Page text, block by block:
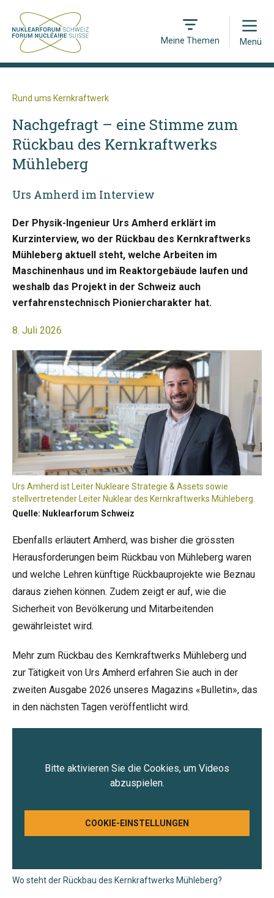
Meine Themen
Open
Menü
Rund ums Kernkraftwerk
Nachgefragt – eine Stimme zum
Rückbau des Kernkraftwerks
Mühleberg
Urs Amherd im Interview
Der Physik-Ingenieur Urs Amherd erklärt im
Kurzinterview, wo der Rückbau des Kernkraftwerks
Mühleberg aktuell steht, welche Arbeiten im
Maschinenhaus und im Reaktorgebäude laufen und
weshalb das Projekt in der Schweiz auch
verfahrenstechnisch Pioniercharakter hat.
8. Juli 2026
Urs Amherd ist Leiter Nukleare Strategie & Assets sowie
stellvertretender Leiter Nuklear des Kernkraftwerks Mühleberg.
Quelle: Nuklearforum Schweiz
Ebenfalls erläutert Amherd, was bisher die grössten
Herausforderungen beim Rückbau von Mühleberg waren
und welche Lehren künftige Rückbauprojekte wie Beznau
daraus ziehen können. Zudem zeigt er auf, wie die
Sicherheit von Bevölkerung und Mitarbeitenden
gewährleistet wird.
Mehr zum Rückbau des Kernkraftwerks Mühleberg und
zur Tätigkeit von Urs Amherd erfahren Sie auch in der
zweiten Ausgabe 2026 unseres Magazins «Bulletin», das
in den nächsten Tagen veröffentlicht wird.
Bitte aktivieren Sie die Cookies, um Videos
abzuspielen.
COOKIE-EINSTELLUNGEN
Wo steht der Rückbau des Kernkraftwerks Mühleberg?